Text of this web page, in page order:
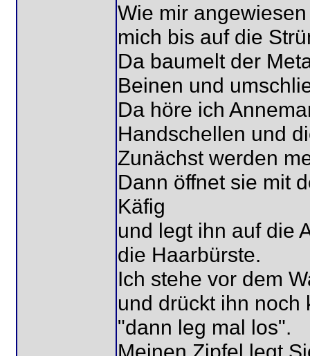
Wie mir
mich bis auf die
Da baumelt der
Beinen und
Da höre ich
Handschellen und
Zunächst werden
Dann öffnet sie mit
Käfig
und legt ihn auf die
die Haarbürste.
Ich stehe vor dem
und drückt ihn noch
"dann leg mal los".
Meinen Zipfel legt